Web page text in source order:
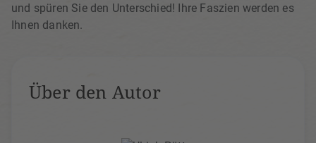
und spüren Sie den Unterschied! Ihre Faszien werden es
Ihnen danken.
Über den Autor